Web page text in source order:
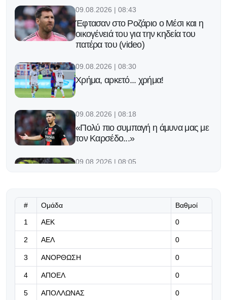
09.08.2026 | 08:43
Έφτασαν στο Ροζάριο ο Μέσι και η
οικογένειά του για την κηδεία του
πατέρα του (video)
09.08.2026 | 08:30
Χρήμα, αρκετό... χρήμα!
09.08.2026 | 08:18
«Πολύ πιο συμπαγή η άμυνα μας με
τον Καρσέδο...»
09.08.2026 | 08:05
Carabao Cup: Άνετες προκρίσεις
για τα φαβορί
08.08.2026 | 22:57
Με τρεις επιστροφές και δύο
ερωτηματικά για την πρόκριση!
# Ομάδα Βαθμοί
1 ΑΕΚ 0
2 ΑΕΛ 0
3 ΑΝΟΡΘΩΣΗ 0
4 ΑΠΟΕΛ 0
5 ΑΠΟΛΛΩΝΑΣ 0